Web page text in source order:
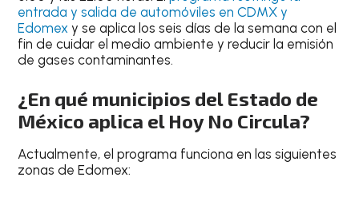
entrada y salida de automóviles en CDMX y
Edomex y se aplica los seis días de la semana con el
fin de cuidar el medio ambiente y reducir la emisión
de gases contaminantes.
¿En qué municipios del Estado de
México aplica el Hoy No Circula?
Actualmente, el programa funciona en las siguientes
zonas de Edomex: